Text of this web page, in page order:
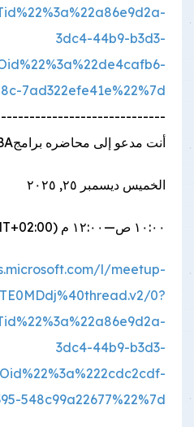
3dc4-44b9-b3d3-
7ad322efe41e%22%7d
أنت مدعو إلى محاضره برامجABA مبادئ الاقتصاد الكلي
الخميس ديسمبر ٢٥, ٢٠٢٥
١٠:٠٠ ص—١٢:٠٠ م (GMT+02:00)
l/meetup-
0?
3dc4-44b9-b3d3-
548c99a22677%22%7d